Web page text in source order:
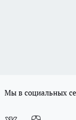
Мы в социальных